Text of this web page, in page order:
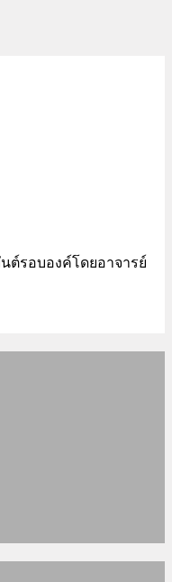
ต์รอบองค์โดยอาจารย์